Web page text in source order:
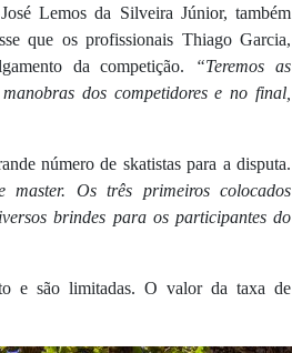
Lemos da Silveira Júnior, também
que os profissionais Thiago Garcia,
da competição.
“Teremos as
dos competidores e no final,
número de skatistas para a disputa.
master. Os três primeiros colocados
brindes para os participantes do
e são limitadas. O valor da taxa de